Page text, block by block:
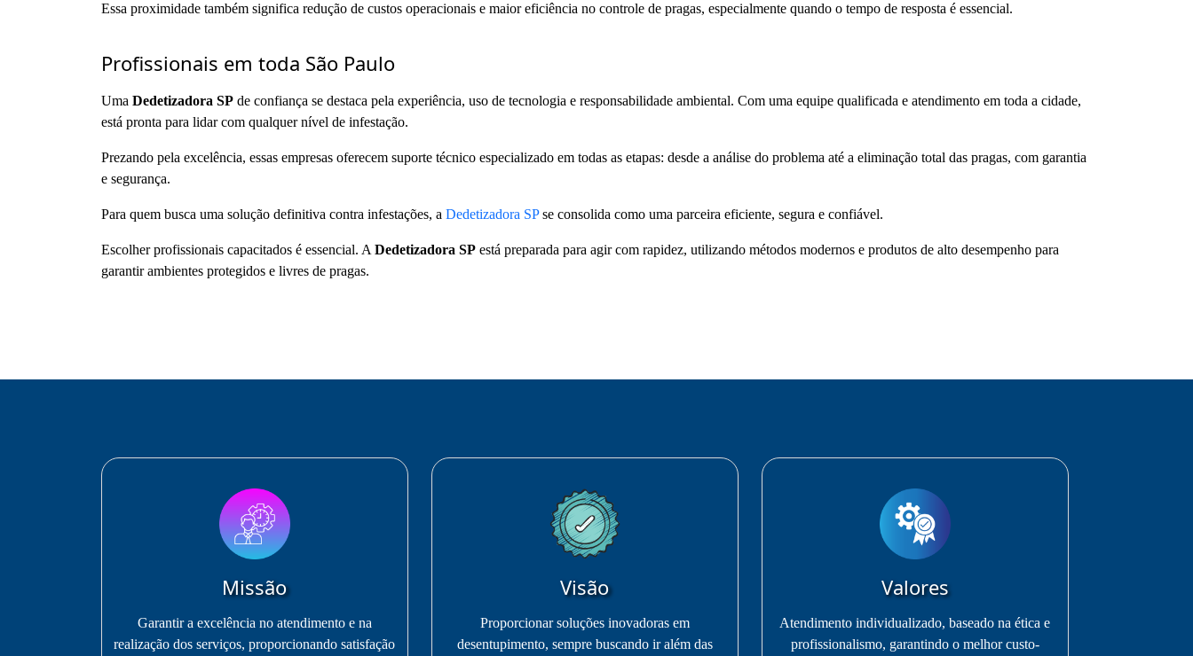
Essa proximidade também significa redução de custos operacionais e maior eficiência no controle de pragas, especialmente quando o tempo de resposta é essencial.
Profissionais em toda São Paulo
Uma Dedetizadora SP de confiança se destaca pela experiência, uso de tecnologia e responsabilidade ambiental. Com uma equipe qualificada e atendimento em toda a cidade,
está pronta para lidar com qualquer nível de infestação.
Prezando pela excelência, essas empresas oferecem suporte técnico especializado em todas as etapas: desde a análise do problema até a eliminação total das pragas, com garantia
e segurança.
Para quem busca uma solução definitiva contra infestações, a Dedetizadora SPse consolida como uma parceira eficiente, segura e confiável.
Escolher profissionais capacitados é essencial. A Dedetizadora SP está preparada para agir com rapidez, utilizando métodos modernos e produtos de alto desempenho para
garantir ambientes protegidos e livres de pragas.
Missão
Garantir a excelência no atendimento e na
realização dos serviços, proporcionando satisfação
Visão
Proporcionar soluções inovadoras em
desentupimento, sempre buscando ir além das
Valores
Atendimento individualizado, baseado na ética e
profissionalismo, garantindo o melhor custo-